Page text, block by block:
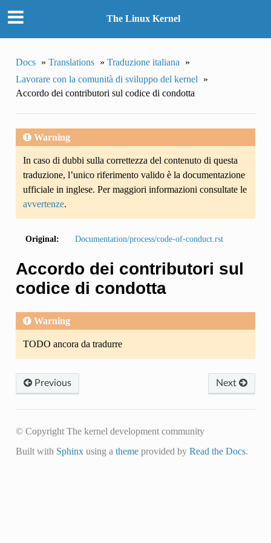
The Linux Kernel
Docs » Translations » Traduzione italiana
»
Lavorare con la comunità di sviluppo del kernel
»
Accordo dei contributori sul codice di condotta
Warning
In caso di dubbi sulla correttezza del contenuto di questa
traduzione, l’unico riferimento valido è la documentazione
ufficiale in inglese. Per maggiori informazioni consultate le
avvertenze.
Original: Documentation/process/code-of-conduct.rst
Accordo dei contributori sul
codice di condotta
Warning
TODO ancora da tradurre
Next
Previous
© Copyright The kernel development community
Built with Sphinxusing a themeprovided by Read the Docs.